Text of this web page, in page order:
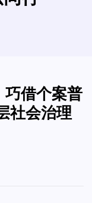
巧借个案普
社会治理